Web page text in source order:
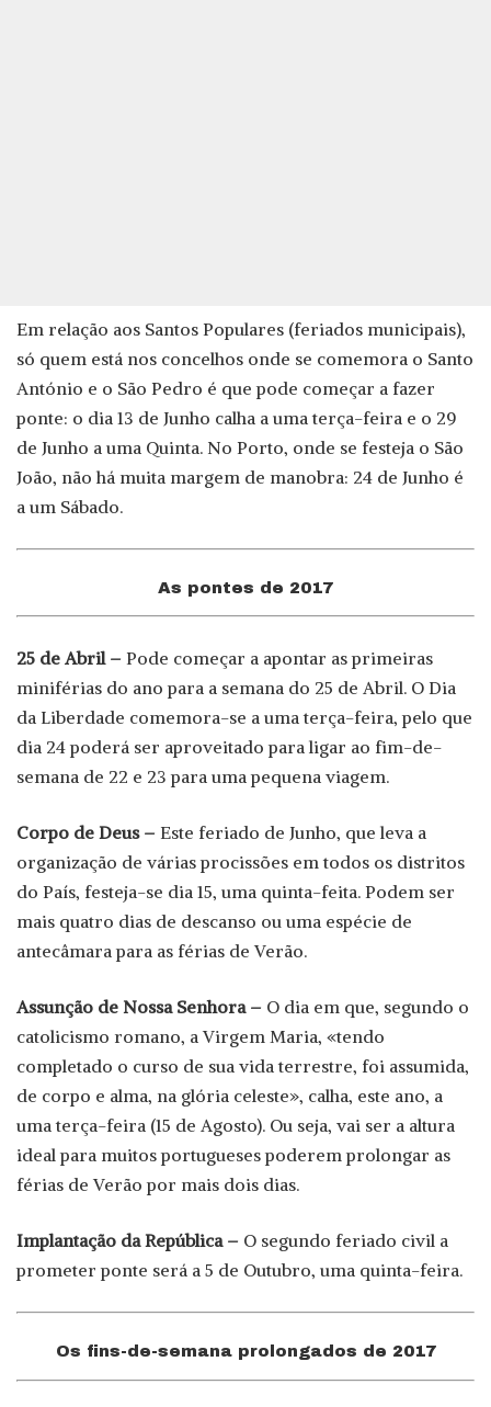
Em relação aos Santos Populares (feriados municipais),
só quem está nos concelhos onde se comemora o Santo
António e o São Pedro é que pode começar a fazer
ponte: o dia 13 de Junho calha a uma terça-feira e o 29
de Junho a uma Quinta. No Porto, onde se festeja o São
João, não há muita margem de manobra: 24 de Junho é
a um Sábado.
As pontes de 2017
25 de Abril – Pode começar a apontar as primeiras
miniférias do ano para a semana do 25 de Abril. O Dia
da Liberdade comemora-se a uma terça-feira, pelo que
dia 24 poderá ser aproveitado para ligar ao fim-de-
semana de 22 e 23 para uma pequena viagem.
Corpo de Deus – Este feriado de Junho, que leva a
organização de várias procissões em todos os distritos
do País, festeja-se dia 15, uma quinta-feita. Podem ser
mais quatro dias de descanso ou uma espécie de
antecâmara para as férias de Verão.
Assunção de Nossa Senhora – O dia em que, segundo o
catolicismo romano, a Virgem Maria, «tendo
completado o curso de sua vida terrestre, foi assumida,
de corpo e alma, na glória celeste», calha, este ano, a
uma terça-feira (15 de Agosto). Ou seja, vai ser a altura
ideal para muitos portugueses poderem prolongar as
férias de Verão por mais dois dias.
Implantação da República – O segundo feriado civil a
prometer ponte será a 5 de Outubro, uma quinta-feira.
Os fins-de-semana prolongados de 2017